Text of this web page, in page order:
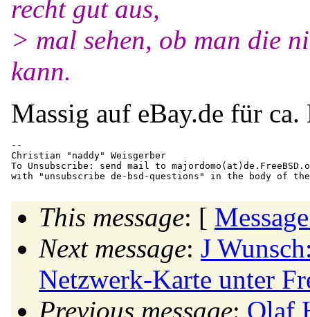
recht gut aus,
> mal sehen, ob man die
kann.
Massig auf eBay.de für
--
Christian "naddy" Weisgerber
To Unsubscribe: send mail to majordomo(at)de.
This message: [
Next message: J
Netzwerk-Karte unter
Previous message: Olaf